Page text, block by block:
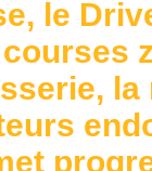
le